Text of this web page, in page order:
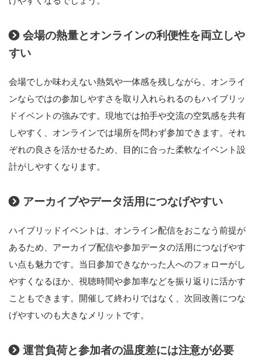
会場の熱量とオンラインの利便性を両立しや
すい
会場でしか味わえない熱気や一体感を残しながら、オンライ
ンならではの参加しやすさを取り入れられるのもハイブリッ
ドイベントの強みです。現地では拍手や交流の空気感を共有
しやすく、オンラインでは場所を問わず参加できます。それ
ぞれの良さを活かせるため、目的に合った柔軟なイベント設
計がしやすくなります。
アーカイブやデータ活用につなげやすい
ハイブリッドイベントは、オンライン配信をおこなう前提が
あるため、アーカイブ配信や参加データの活用につなげやす
い点も魅力です。当日参加できなかった人へのフォローがし
やすくなるほか、視聴時間や参加率などを振り返りに活かす
こともできます。開催して終わりではなく、次回改善につな
げやすいのも大きなメリットです。
運営負荷と参加者の温度差には注意が必要